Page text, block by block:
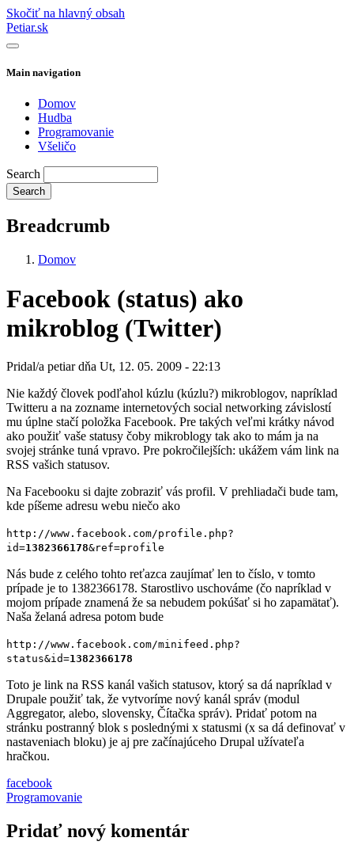
Skočiť na hlavný obsah
Petiar.sk
Main navigation
Domov
Hudba
Programovanie
Všeličo
Search
Breadcrumb
Domov
Facebook (status) ako
mikroblog (Twitter)
Pridal/a petiardňa Ut, 12. 05. 2009 - 22:13
Nie každý človek podľahol kúzlu (kúzlu?) mikroblogov, napríklad
Twitteru a na zozname internetových social networking závislostí
mu úplne stačí položka Facebook. Pre takých veľmi krátky návod
ako použiť vaše statusy čoby mikroblogy tak ako to mám ja na
svojej stránke tuná vpravo. Pre pokročilejších: ukážem vám link na
RSS vašich statusov.
Na Facebooku si dajte zobraziť vás profil. V prehliadači bude tam,
kde píšeme adresu webu niečo ako
http://www.facebook.com/profile.php?
id=1382366178&ref=profile
Nás bude z celého tohto reťazca zaujímať len to číslo, v tomto
prípade je to 1382366178. Starostlivo uschováme (čo napríklad v
mojom prípade znamená že sa nebudem pokúšať si ho zapamätať).
Naša želaná adresa potom bude
http://www.facebook.com/minifeed.php?
status&id=1382366178
Toto je link na RSS kanál vašich statusov, ktorý sa dá napríklad v
Drupale použiť tak, že vytvoríme nový kanál správ (modul
Aggregator, alebo, slovensky, Čítačka správ). Pridať potom na
stránku postranný blok s poslednými x statusmi (x sa dá definovať v
nastaveniach bloku) je aj pre začínajúceho Drupal užívateľa
hračkou.
facebook
Programovanie
Pridať nový komentár